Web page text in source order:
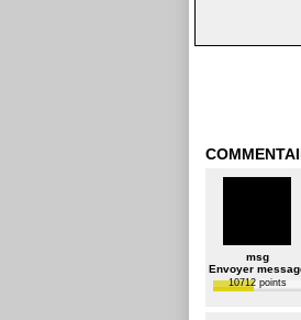
msg
Envoyer
10712 points